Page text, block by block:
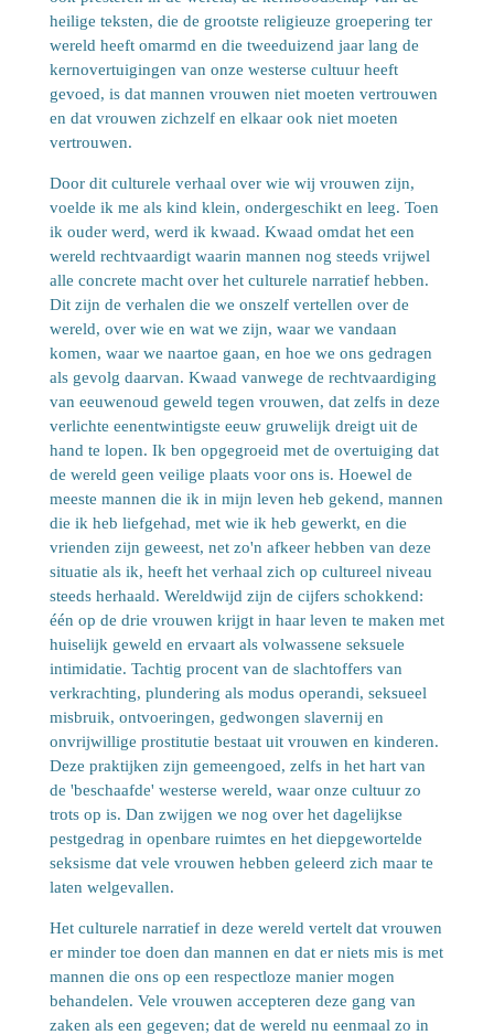
heilige teksten, die de grootste religieuze groepering ter
wereld heeft omarmd en die tweeduizend jaar lang de
kernovertuigingen van onze westerse cultuur heeft
gevoed, is dat mannen vrouwen niet moeten vertrouwen
en dat vrouwen zichzelf en elkaar ook niet moeten
vertrouwen.
Door dit culturele verhaal over wie wij vrouwen zijn,
voelde ik me als kind klein, ondergeschikt en leeg. Toen
ik ouder werd, werd ik kwaad. Kwaad omdat het een
wereld rechtvaardigt waarin mannen nog steeds vrijwel
alle concrete macht over het culturele narratief hebben.
Dit zijn de verhalen die we onszelf vertellen over de
wereld, over wie en wat we zijn, waar we vandaan
komen, waar we naartoe gaan, en hoe we ons gedragen
als gevolg daarvan. Kwaad vanwege de rechtvaardiging
van eeuwenoud geweld tegen vrouwen, dat zelfs in deze
verlichte eenentwintigste eeuw gruwelijk dreigt uit de
hand te lopen. Ik ben opgegroeid met de overtuiging dat
de wereld geen veilige plaats voor ons is. Hoewel de
meeste mannen die ik in mijn leven heb gekend, mannen
die ik heb liefgehad, met wie ik heb gewerkt, en die
vrienden zijn geweest, net zo'n afkeer hebben van deze
situatie als ik, heeft het verhaal zich op cultureel niveau
steeds herhaald. Wereldwijd zijn de cijfers schokkend:
één op de drie vrouwen krijgt in haar leven te maken met
huiselijk geweld en ervaart als volwassene seksuele
intimidatie. Tachtig procent van de slachtoffers van
verkrachting, plundering als modus operandi, seksueel
misbruik, ontvoeringen, gedwongen slavernij en
onvrijwillige prostitutie bestaat uit vrouwen en kinderen.
Deze praktijken zijn gemeengoed, zelfs in het hart van
de 'beschaafde' westerse wereld, waar onze cultuur zo
trots op is. Dan zwijgen we nog over het dagelijkse
pestgedrag in openbare ruimtes en het diepgewortelde
seksisme dat vele vrouwen hebben geleerd zich maar te
laten welgevallen.
Het culturele narratief in deze wereld vertelt dat vrouwen
er minder toe doen dan mannen en dat er niets mis is met
mannen die ons op een respectloze manier mogen
behandelen. Vele vrouwen accepteren deze gang van
zaken als een gegeven; dat de wereld nu eenmaal zo in